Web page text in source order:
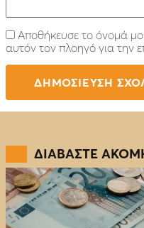
Αποθήκευσε το όνομά
αυτόν τον πλοηγό για την
ΔΙΑΒΑΣΤΕ